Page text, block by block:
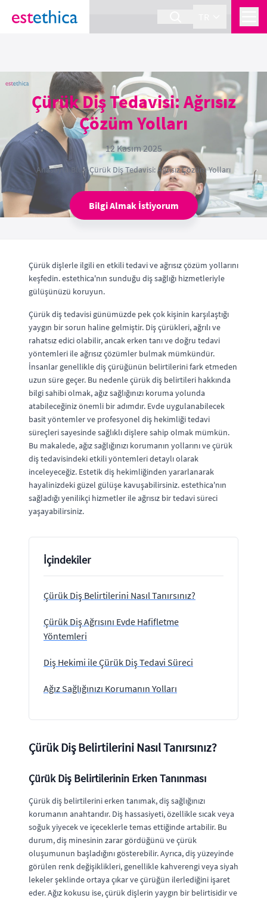
section Service {
Çürük Diş Tedavisi: Ağrısız
Çözüm Yolları
12 Kasım 2025
Anasayfa Blog›Çürük Diş Tedavisi: Ağrısız Çözüm Yolları
Bilgi Almak İstiyorum
Çürük dişlerle ilgili en etkili tedavi ve ağrısız çözüm yollarını
keşfedin. estethica'nın sunduğu diş sağlığı hizmetleriyle
gülüşünüzü koruyun.
Çürük diş tedavisi günümüzde pek çok kişinin karşılaştığı
yaygın bir sorun haline gelmiştir. Diş çürükleri, ağrılı ve
rahatsız edici olabilir, ancak erken tanı ve doğru tedavi
yöntemleri ile ağrısız çözümler bulmak mümkündür.
İnsanlar genellikle diş çürüğünün belirtilerini fark etmeden
uzun süre geçer. Bu nedenle çürük diş belirtileri hakkında
bilgi sahibi olmak, ağız sağlığınızı koruma yolunda
atabileceğiniz önemli bir adımdır. Evde uygulanabilecek
basit yöntemler ve profesyonel diş hekimliği tedavi
süreçleri sayesinde sağlıklı dişlere sahip olmak mümkün.
Bu makalede, ağız sağlığınızı korumanın yollarını ve çürük
diş tedavisindeki etkili yöntemleri detaylı olarak
inceleyeceğiz. Estetik diş hekimliğinden yararlanarak
hayalinizdeki güzel gülüşe kavuşabilirsiniz. estethica'nın
sağladığı yenilikçi hizmetler ile ağrısız bir tedavi süreci
yaşayabilirsiniz.
İçindekiler
Çürük Diş Belirtilerini Nasıl Tanırsınız?
Çürük Diş Ağrısını Evde Hafifletme
Yöntemleri
Diş Hekimi ile Çürük Diş Tedavi Süreci
Ağız Sağlığınızı Korumanın Yolları
Çürük Diş Belirtilerini Nasıl Tanırsınız?
Çürük Diş Belirtilerinin Erken Tanınması
Çürük diş belirtilerini erken tanımak, diş sağlığınızı
korumanın anahtarıdır. Diş hassasiyeti, özellikle sıcak veya
soğuk yiyecek ve içeceklerle temas ettiğinde artabilir. Bu
durum, diş minesinin zarar gördüğünü ve çürük
oluşumunun başladığını gösterebilir. Ayrıca, diş yüzeyinde
görülen renk değişiklikleri, genellikle kahverengi veya siyah
lekeler şeklinde ortaya çıkar ve çürüğün ilerlediğini işaret
eder. Ağız kokusu ise, çürük dişlerin yaygın bir belirtisidir ve